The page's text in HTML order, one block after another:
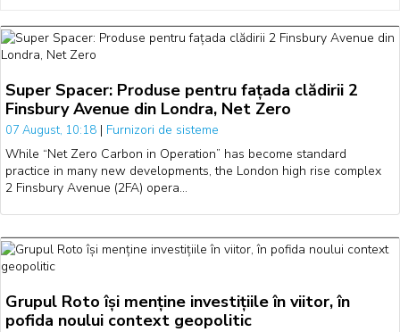
Super Spacer: Produse pentru fațada clădirii 2
Finsbury Avenue din Londra, Net Zero
07 August, 10:18 | Furnizori de sisteme
While “Net Zero Carbon in Operation” has become standard
practice in many new developments, the London high rise complex
2 Finsbury Avenue (2FA) opera…
Grupul Roto își menține investițiile în viitor, în
pofida noului context geopolitic